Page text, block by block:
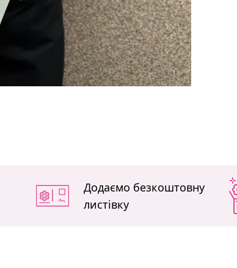
Додаємо безкоштовну
листівку